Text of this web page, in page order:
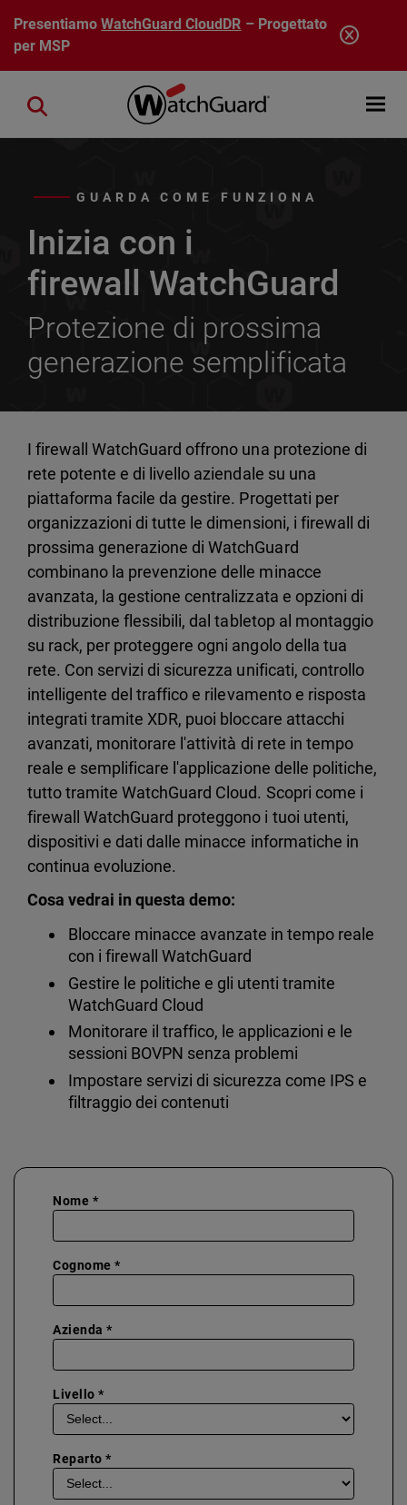
Salta al contenuto principale
PresentiamoWatchGuard CloudDR – Progettato
per MSP
Open
Close search
GUARDA COME FUNZIONA
Inizia con i
firewall WatchGuard
Protezione di prossima
generazione semplificata
I firewall WatchGuard offrono una protezione di
rete potente e di livello aziendale su una
piattaforma facile da gestire. Progettati per
organizzazioni di tutte le dimensioni, i firewall di
prossima generazione di WatchGuard
combinano la prevenzione delle minacce
avanzata, la gestione centralizzata e opzioni di
distribuzione flessibili, dal tabletop al montaggio
su rack, per proteggere ogni angolo della tua
rete. Con servizi di sicurezza unificati, controllo
intelligente del traffico e rilevamento e risposta
integrati tramite XDR, puoi bloccare attacchi
avanzati, monitorare l'attività di rete in tempo
reale e semplificare l'applicazione delle politiche,
tutto tramite WatchGuard Cloud. Scopri come i
firewall WatchGuard proteggono i tuoi utenti,
dispositivi e dati dalle minacce informatiche in
continua evoluzione.
Cosa vedrai in questa demo:
Bloccare minacce avanzate in tempo reale
con i firewall WatchGuard
Gestire le politiche e gli utenti tramite
WatchGuard Cloud
Monitorare il traffico, le applicazioni e le
sessioni BOVPN senza problemi
Impostare servizi di sicurezza come IPS e
filtraggio dei contenuti
Nome *
Cognome *
Azienda *
Livello *
Reparto *